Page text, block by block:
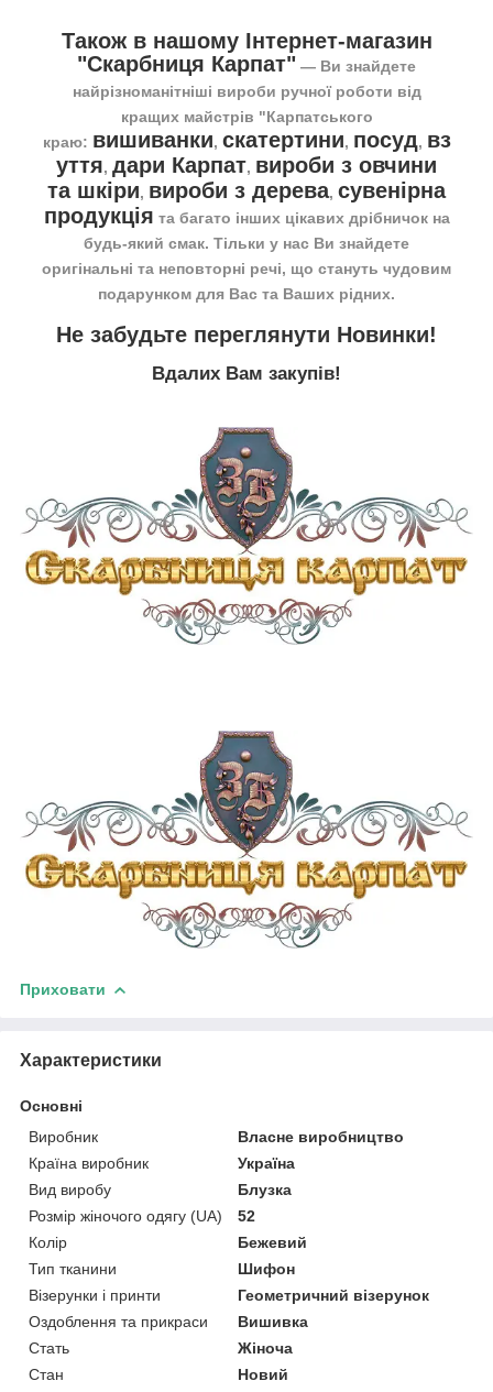
Також в нашому Інтернет-магазин
"Скарбниця Карпат" ― Ви знайдете
найрізноманітніші вироби ручної роботи від
кращих майстрів "Карпатського
краю: вишиванки, скатертини, посуд, вз
уття, дари Карпат, вироби з овчини
та шкіри, вироби з дерева, сувенірна
продукція та багато інших цікавих дрібничок на
будь-який смак. Тільки у нас Ви знайдете
оригінальні та неповторні речі, що стануть чудовим
подарунком для Вас та Ваших рідних.
Не забудьте переглянути Новинки!
Вдалих Вам закупів!
Приховати
Характеристики
Основні
Виробник
Власне виробництво
Країна виробник
Україна
Вид виробу
Блузка
Розмір жіночого одягу (UA)
52
Колір
Бежевий
Тип тканини
Шифон
Візерунки і принти
Геометричний візерунок
Оздоблення та прикраси
Вишивка
Стать
Жіноча
Стан
Новий